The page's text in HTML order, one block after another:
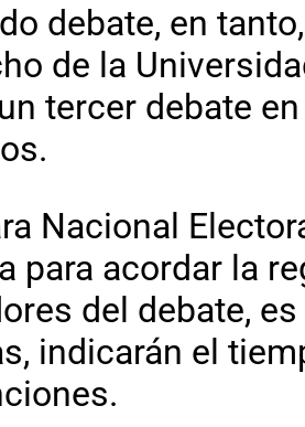
debate, en
de la
tercer debate
Nacional
para acordar la
del debate,
indicarán el